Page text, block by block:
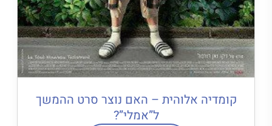
קומדיה אלוהית – האם נוצר סרט ההמשך
ל”אמלי”?